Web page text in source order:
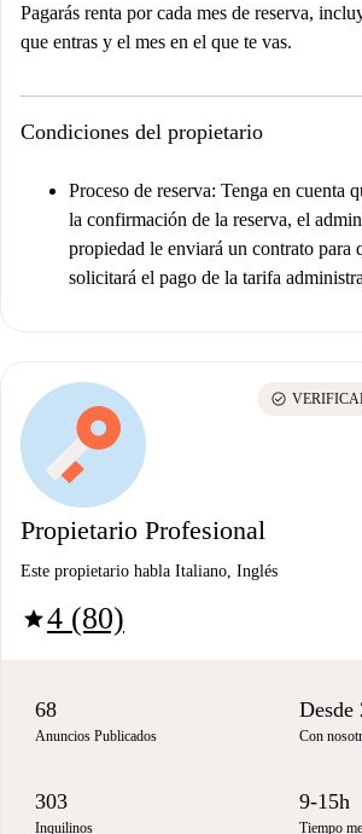
Pagarás renta por cada mes de reserva,
que entras y el mes en el que te vas.
Condiciones del propietario
Proceso de reserva: Tenga en cuenta
la confirmación de la reserva, el
propiedad le enviará un contrato para
solicitará el pago de la tarifa
Propietario Profesional
Este propietario habla Italiano, Inglés
star4 (80)
check_circle
68
Anuncios Publicados
Desde
Con
303
Inquilinos
9-15h
Tiempo